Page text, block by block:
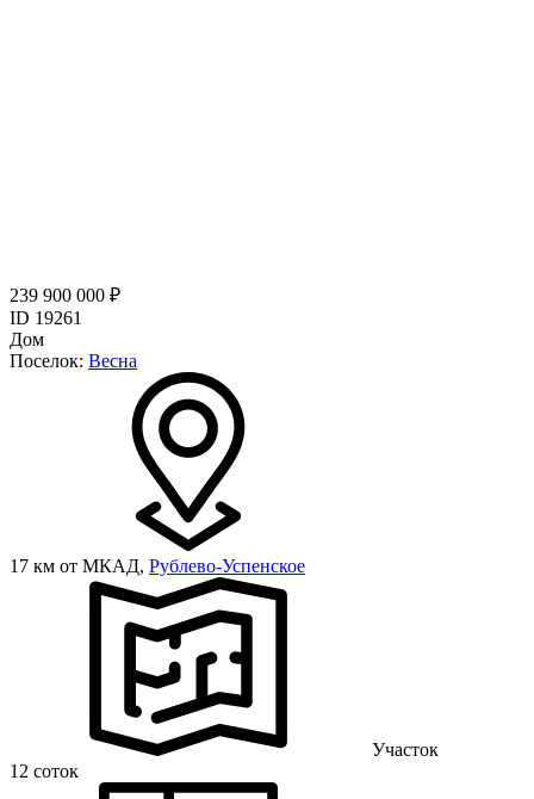
239 900 000 ₽
ID 19261
Дом
Поселок: Весна
17 км от МКАД, Рублево-Успенское
Участок
12 соток